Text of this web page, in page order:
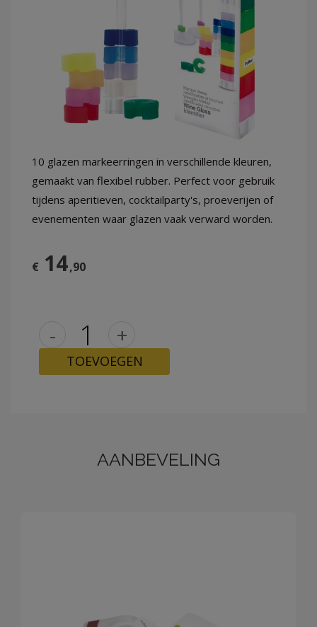
10 glazen markeerringen in verschillende kleuren,
gemaakt van flexibel rubber. Perfect voor gebruik
tijdens aperitieven, cocktailparty's, proeverijen of
evenementen waar glazen vaak verward worden.
€ 14,90
- +
TOEVOEGEN
AANBEVELING